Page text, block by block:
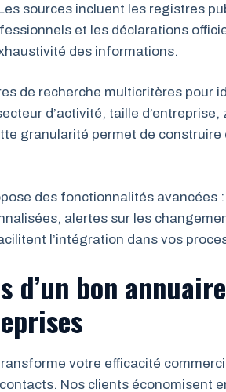
sources incluent les registres
et les déclarations
des informations.
de recherche multicritères pour
d’activité, taille
granularité permet de
des fonctionnalités avancées
alertes sur les
l’intégration dans vos
d’un bon
votre efficacité
Nos clients économisent